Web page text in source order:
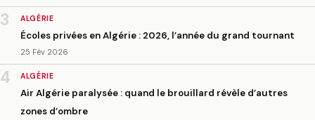
3 ALGÉRIE
Écoles privées en Algérie : 2026, l’année du grand tournant
25 Fév 2026
4 ALGÉRIE
Air Algérie paralysée : quand le brouillard révèle d’autres
zones d’ombre